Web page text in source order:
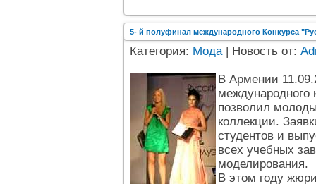
5- й полуфинал международного Конкурса
Категория: Мода| Новость от:
В Армении
международного
позволил
коллекции.
студентов и
всех учебных
моделирования.
В этом году